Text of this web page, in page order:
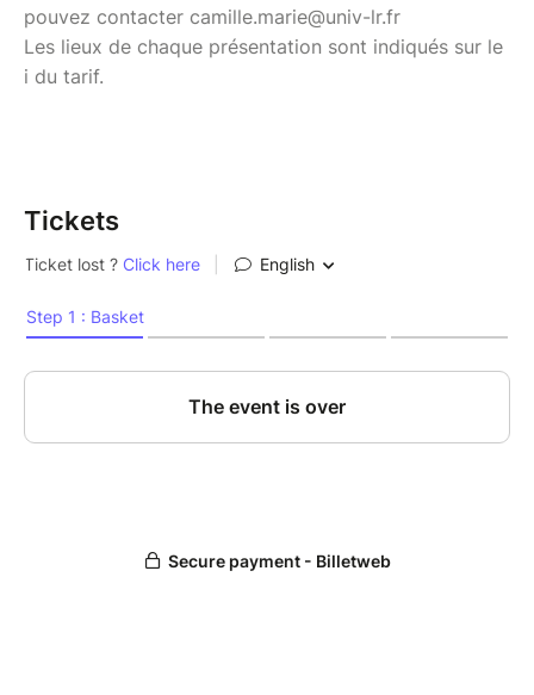
pouvez contacter camille.marie@univ-lr.fr
Les lieux de chaque présentation sont indiqués sur le
i du tarif.
Tickets